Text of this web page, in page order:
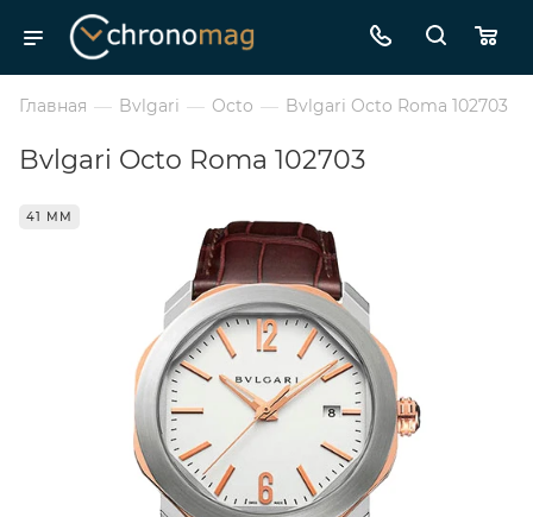
Главная — Bvlgari — Octo — Bvlgari Octo Roma 102703
Bvlgari Octo Roma 102703
41 ММ